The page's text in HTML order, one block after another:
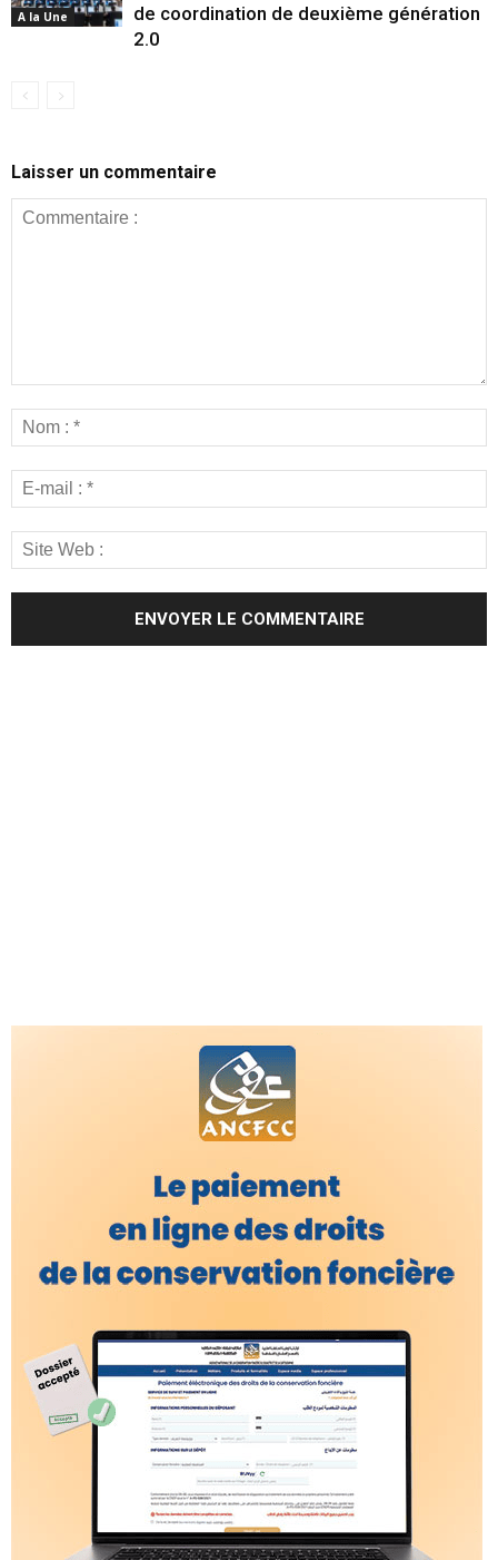
A la Une
de coordination de deuxième génération
2.0
Laisser un commentaire